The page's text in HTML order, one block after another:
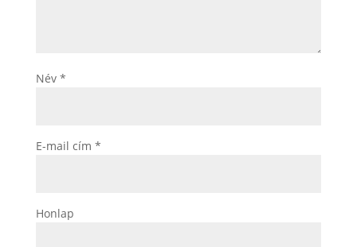
Név *
E-mail cím *
Honlap